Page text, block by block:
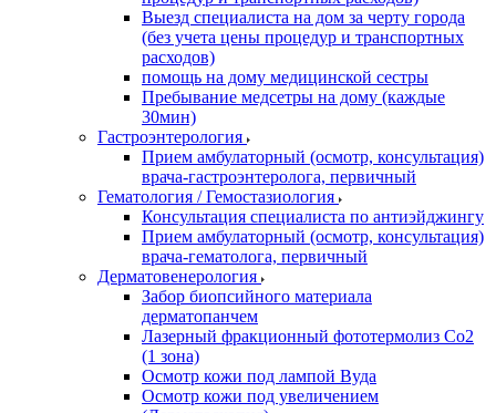
Выезд специалиста на дом за черту города
(без учета цены процедур и транспортных
расходов)
помощь на дому медицинской сестры
Пребывание медсетры на дому (каждые
30мин)
Гастроэнтерология
Прием амбулаторный (осмотр, консультация)
врача-гастроэнтеролога, первичный
Гематология / Гемостазиология
Консультация специалиста по антиэйджингу
Прием амбулаторный (осмотр, консультация)
врача-гематолога, первичный
Дерматовенерология
Забор биопсийного материала
дерматопанчем
Лазерный фракционный фототермолиз Со2
(1 зона)
Осмотр кожи под лампой Вуда
Осмотр кожи под увеличением